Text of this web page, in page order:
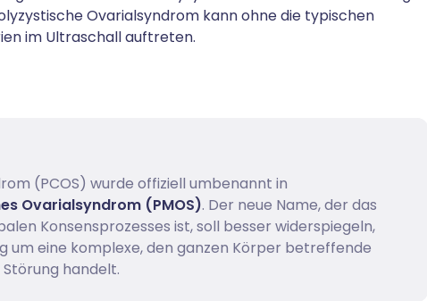
Ovarialsyndrom kann ohne die typischen
im Ultraschall auftreten.
(PCOS) wurde offiziell umbenannt in
Ovarialsyndrom (PMOS). Der neue Name, der das
Konsensprozesses ist, soll besser widerspiegeln,
um eine komplexe, den ganzen Körper betreffende
handelt.